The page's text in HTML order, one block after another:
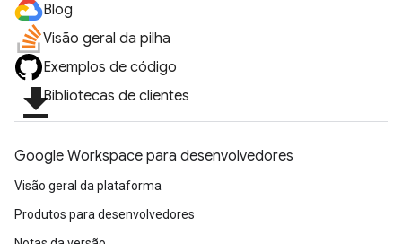
Blog
Visão geral da pilha
Exemplos de código
file_downloadBibliotecas de clientes
Google Workspace para desenvolvedores
Visão geral da plataforma
Produtos para desenvolvedores